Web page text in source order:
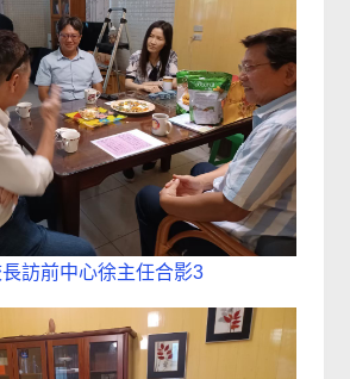
訪前中心徐主任合影3